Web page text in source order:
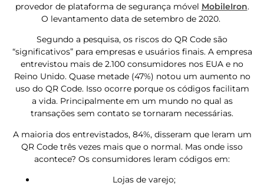
provedor de plataforma de segurança móvel MobileIron.
O levantamento data de setembro de 2020.
Segundo a pesquisa, os riscos do QR Code são
“significativos” para empresas e usuários finais. A empresa
entrevistou mais de 2.100 consumidores nos EUA e no
Reino Unido. Quase metade (47%) notou um aumento no
uso do QR Code. Isso ocorre porque os códigos facilitam
a vida. Principalmente em um mundo no qual as
transações sem contato se tornaram necessárias.
A maioria dos entrevistados, 84%, disseram que leram um
QR Code três vezes mais que o normal. Mas onde isso
acontece? Os consumidores leram códigos em:
Lojas de varejo;